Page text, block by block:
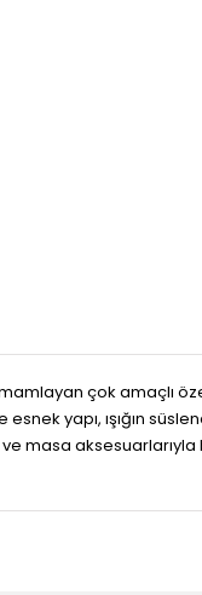
çok amaçlı
yapı, ışığın
masa